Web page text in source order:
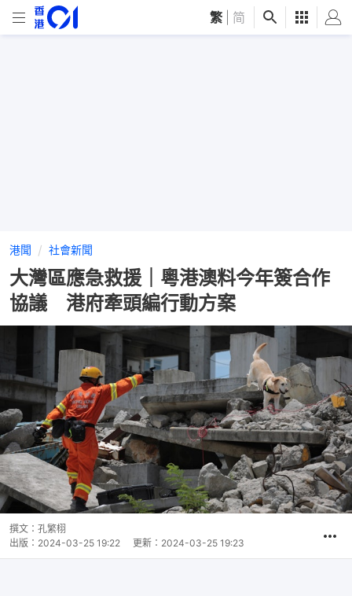
繁 简
港聞 社會新聞
大灣區應急救援｜粵港澳料今年簽合作
協議 港府牽頭編行動方案
撰文： 孔繁栩
出版： 2024-03-25 19:22 更新： 2024-03-25 19:23